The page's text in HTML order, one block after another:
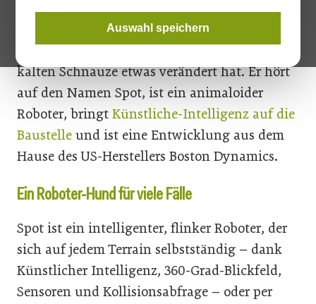
Auswahl speichern
für viele aus dem täglichen Leben nicht
wegzudenken. Nun erobert er die Baustellen
kalten Schnauze etwas verändert hat. Er hört
auf den Namen Spot, ist ein animaloider
Roboter, bringt Künstliche-Intelligenz auf die
Baustelle und ist eine Entwicklung aus dem
Hause des US-Herstellers Boston Dynamics.
Ein Roboter-Hund für viele Fälle
Spot ist ein intelligenter, flinker Roboter, der
sich auf jedem Terrain selbstständig – dank
Künstlicher Intelligenz, 360-Grad-Blickfeld,
Sensoren und Kollisionsabfrage – oder per